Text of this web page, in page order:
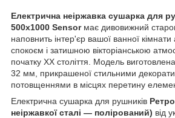
Електрична неіржавка сушарка для
500х1000 Sensor має дивовижний
наповнить інтер'єр вашої ванної
спокоєм і затишною вікторіанською
початку XX століття. Модель
32 мм, прикрашеної стильними
потовщеннями в місцях перетину
Електрична сушарка для рушників
неіржавкої сталі — полірований) від